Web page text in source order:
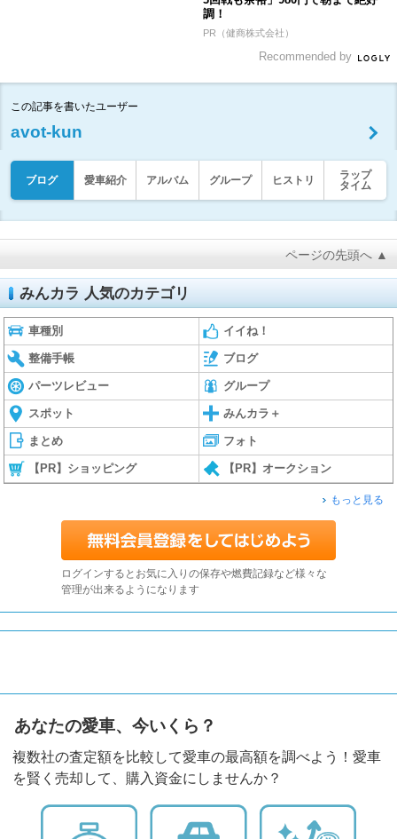
調！
PR（健商株式会社）
Recommended by
この記事を書いたユーザー
avot-kun
ブログ 愛車紹介 アルバム グループ ヒストリ
ラップ
タイム
ページの先頭へ ▲
みんカラ 人気のカテゴリ
車種別 イイね！
整備手帳 ブログ
パーツレビュー グループ
スポット みんカラ＋
まとめ フォト
【PR】ショッピング 【PR】オークション
もっと見る
ログインするとお気に入りの保存や燃費記録など様々な
管理が出来るようになります
あなたの愛車、今いくら？
複数社の査定額を比較して愛車の最高額を調べよう！愛車
を賢く売却して、購入資金にしませんか？